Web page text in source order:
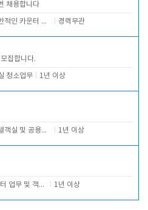
채용합니다
전반적인 카운터 업무 경력무관
집합니다.
청소업무 1년 이상
호텔객실 및 공용시설 청소 관리 1년 이상
카운터 업무 및 객실관리(청소상태 확인, 객실판매) 1년 이상